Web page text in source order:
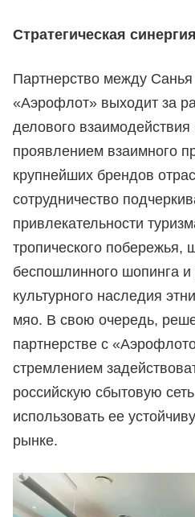
Стратегическая
Партнерство между
«Аэрофлот» выходит за
делового взаимодействия
проявлением взаимного
крупнейших брендов
сотрудничество
привлекательности
тропического побережья,
беспошлинного шопинга и
культурного наследия
мяо. В свою очередь,
партнерстве с
стремлением
российскую сбытовую
использовать ее
рынке.